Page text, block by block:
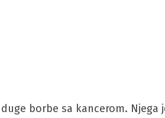
borbe sa kancerom.